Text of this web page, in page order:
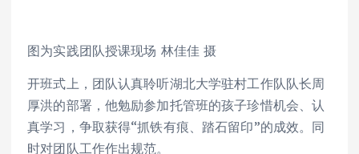
图为实践团队授课现场 林佳佳 摄
开班式上，团队认真聆听湖北大学驻村工作队队长周
厚洪的部署，他勉励参加托管班的孩子珍惜机会、认
真学习，争取获得“抓铁有痕、踏石留印”的成效。同
时对团队工作作出规范。